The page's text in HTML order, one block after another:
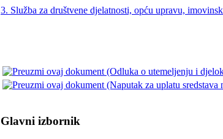
3. Služba za društvene djelatnosti, opću upravu,
Glavni izbornik